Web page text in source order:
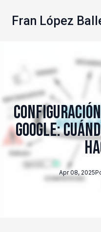
Fran López
Google:
Apr 08, 2025